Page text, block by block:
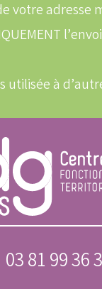
votre adresse
utilisée à
03 81 99 36